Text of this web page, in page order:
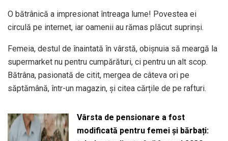
O bătrânică a impresionat întreaga lume! Povestea ei
circulă pe internet, iar oamenii au rămas plăcut suprinși.
Femeia, destul de înaintată în vârstă, obișnuia să meargă la
supermarket nu pentru cumpărături, ci pentru un alt scop.
Bătrâna, pasionată de citit, mergea de câteva ori pe
săptămână, într-un magazin, și citea cărțile de pe rafturi.
Vârsta de pensionare a fost
modificată pentru femei și bărbați: